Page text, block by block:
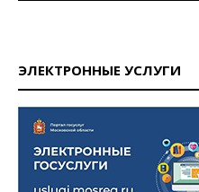
ЭЛЕКТРОННЫЕ УСЛУГИ